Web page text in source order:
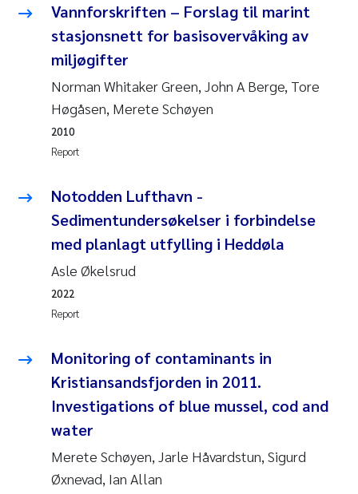
2015
2013
2012
2011
2010
2009
2008
2007
2006
Ole-Kristian Hess-Erga
Paulo Mira Fernandes
Bibiana Gomez Crespo
Kari Austnes
Laura Friedrich
Joanna Lynn Kemp
Elizaveta Protsenko
Eli Rinde
Benoit Olivier Demars
Stephanie Delacroix
Vannforskriften – Forslag til marint
stasjonsnett for basisovervåking av
miljøgifter
Norman Whitaker Green, John A Berge, Tore
Høgåsen, Merete Schøyen
Report
2010
Notodden Lufthavn -
Sedimentundersøkelser i forbindelse
med planlagt utfylling i Heddøla
Asle Økelsrud
Report
2022
Monitoring of contaminants in
Kristiansandsfjorden in 2011.
Investigations of blue mussel, cod and
water
Merete Schøyen, Jarle Håvardstun, Sigurd
Øxnevad, Ian Allan